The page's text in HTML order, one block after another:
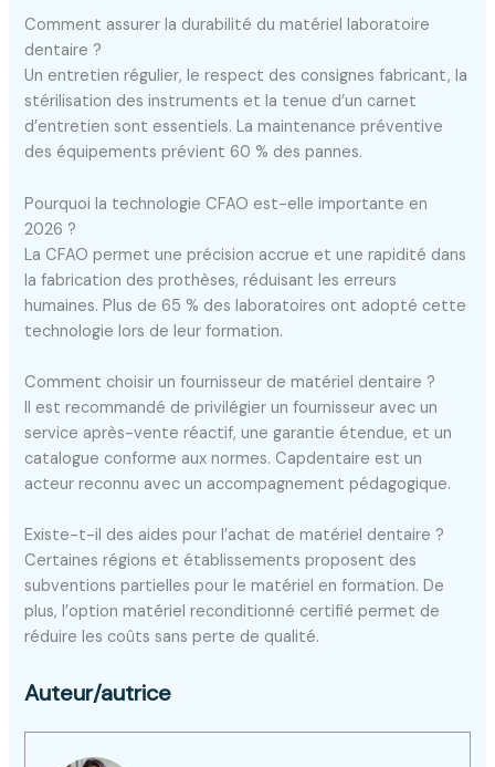
Comment assurer la durabilité du matériel laboratoire
dentaire ?
Un entretien régulier, le respect des consignes fabricant, la
stérilisation des instruments et la tenue d’un carnet
d’entretien sont essentiels. La maintenance préventive
des équipements prévient 60 % des pannes.
Pourquoi la technologie CFAO est-elle importante en
2026 ?
La CFAO permet une précision accrue et une rapidité dans
la fabrication des prothèses, réduisant les erreurs
humaines. Plus de 65 % des laboratoires ont adopté cette
technologie lors de leur formation.
Comment choisir un fournisseur de matériel dentaire ?
Il est recommandé de privilégier un fournisseur avec un
service après-vente réactif, une garantie étendue, et un
catalogue conforme aux normes. Capdentaire est un
acteur reconnu avec un accompagnement pédagogique.
Existe-t-il des aides pour l’achat de matériel dentaire ?
Certaines régions et établissements proposent des
subventions partielles pour le matériel en formation. De
plus, l’option matériel reconditionné certifié permet de
réduire les coûts sans perte de qualité.
Auteur/autrice